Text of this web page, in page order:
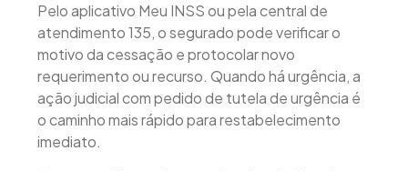
Pelo aplicativo Meu INSS ou pela central de
atendimento 135, o segurado pode verificar o
motivo da cessação e protocolar novo
requerimento ou recurso. Quando há urgência, a
ação judicial com pedido de tutela de urgência é
o caminho mais rápido para restabelecimento
imediato.